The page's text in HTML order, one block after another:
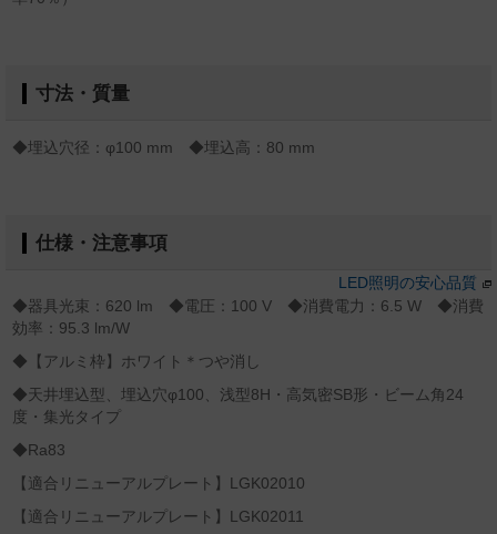
寸法・質量
◆埋込穴径：φ100 mm ◆埋込高：80 mm
仕様・注意事項
LED照明の安心品質
◆器具光束：620 lm ◆電圧：100 V ◆消費電力：6.5 W ◆消費
効率：95.3 lm/W
◆【アルミ枠】ホワイト＊つや消し
◆天井埋込型、埋込穴φ100、浅型8H・高気密SB形・ビーム角24
度・集光タイプ
◆Ra83
【適合リニューアルプレート】LGK02010
【適合リニューアルプレート】LGK02011